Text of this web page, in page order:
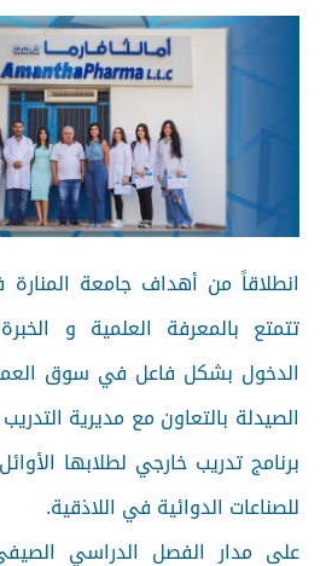
انطلاقاً من أهداف جامعة
تتمتع بالمعرفة العلمية و
الدخول بشكل فاعل في سوق
الصيدلة بالتعاون مع مديرية
برنامج تدريب خارجي لطلابها
للصناعات الدوائية في اللاذقية.
على مدار الفصل الدراسي